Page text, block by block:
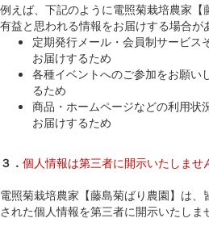
例えば、下記のように電照菊栽培農家
有益と思われる情報をお届けする場合が
定期発行メール・会員制サービス
お届けするため
各種イベントへのご参加をお願い
るため
商品・ホームページなどの利用状
お届けするため
３． 個人情報は第三者に開示いたしませ
電照菊栽培農家【藤島菊ばり農園】は
された個人情報を第三者に開示いたしま